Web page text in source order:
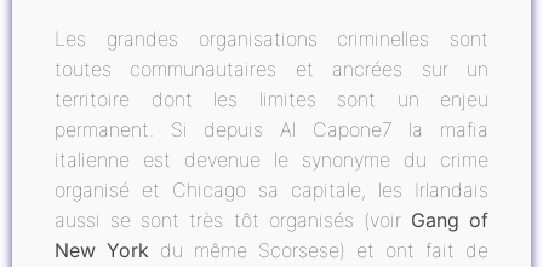
Les grandes organisations criminelles sont
toutes communautaires et ancrées sur un
territoire dont les limites sont un enjeu
permanent. Si depuis Al Capone7 la mafia
italienne est devenue le synonyme du crime
organisé et Chicago sa capitale, les Irlandais
aussi se sont très tôt organisés (voir Gang of
New York du même Scorsese) et ont fait de